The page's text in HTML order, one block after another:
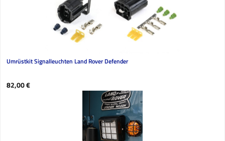
Umrüstkit Signalleuchten Land Rover Defender
Regulärer Preis:
82,00 €